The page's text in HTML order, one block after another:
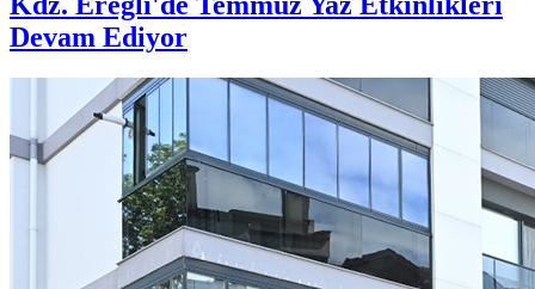
Devam Ediyor